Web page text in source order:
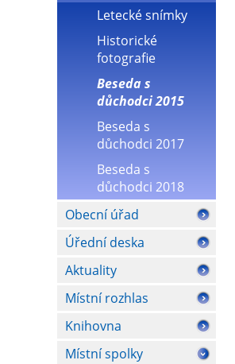
Letecké snímky
Historické
fotografie
Beseda s
důchodci 2015
Beseda s
důchodci 2017
Beseda s
důchodci 2018
Obecní úřad
Úřední deska
Aktuality
Místní rozhlas
Knihovna
Místní spolky